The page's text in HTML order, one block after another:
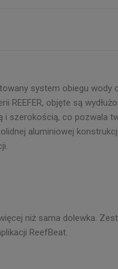
system obiegu
objęte są
i szerokością, co
aluminiowej
niż sama dolewka.
ReefBeat.